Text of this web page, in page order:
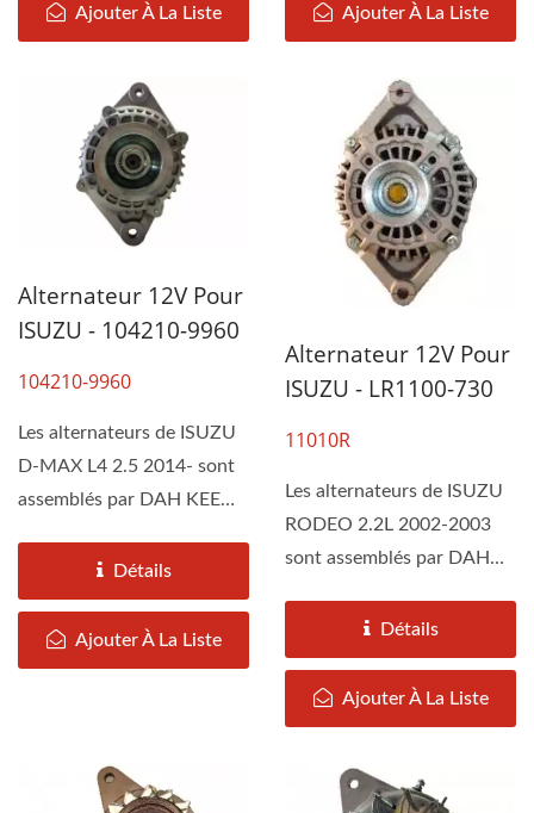
Ajouter À La Liste Ajouter À La Liste
Alternateur 12V Pour
ISUZU - 104210-9960
104210-9960
Les alternateurs de ISUZU
D-MAX L4 2.5 2014- sont
assemblés par DAH KEE
Détails
Ajouter À La Liste
Alternateur 12V Pour
ISUZU - LR1100-730
11010R
Les alternateurs de ISUZU
RODEO 2.2L 2002-2003
sont assemblés par DAH
spécifications...
Détails
Ajouter À La Liste